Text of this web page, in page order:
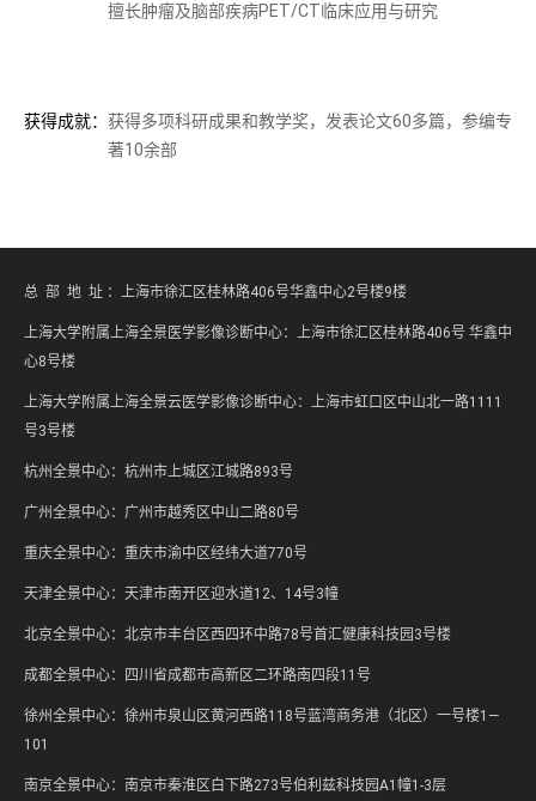
擅长肿瘤及脑部疾病PET/CT临床应用与研究
获得成就： 获得多项科研成果和教学奖，发表论文60多篇，参编专
著10余部
总 部 地 址 ：上海市徐汇区桂林路406号华鑫中心2号楼9楼
上海大学附属上海全景医学影像诊断中心：上海市徐汇区桂林路406号 华鑫中
心8号楼
上海大学附属上海全景云医学影像诊断中心：上海市虹口区中山北一路1111
号3号楼
杭州全景中心：杭州市上城区江城路893号
广州全景中心：广州市越秀区中山二路80号
重庆全景中心：重庆市渝中区经纬大道770号
天津全景中心：天津市南开区迎水道12、14号3幢
北京全景中心：北京市丰台区西四环中路78号首汇健康科技园3号楼
成都全景中心：四川省成都市高新区二环路南四段11号
徐州全景中心：徐州市泉山区黄河西路118号蓝湾商务港（北区）一号楼1—
101
南京全景中心：南京市秦淮区白下路273号伯利兹科技园A1幢1-3层